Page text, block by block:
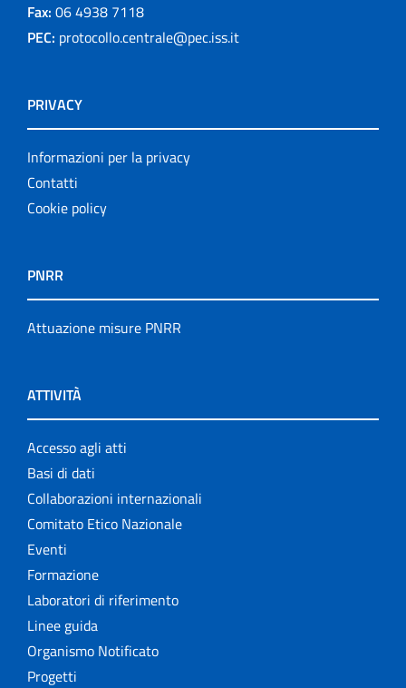
Fax: 06 4938 7118
PEC: protocollo.centrale@pec.iss.it
PRIVACY
Informazioni per la privacy
Contatti
Cookie policy
PNRR
Attuazione misure PNRR
ATTIVITÀ
Accesso agli atti
Basi di dati
Collaborazioni internazionali
Comitato Etico Nazionale
Eventi
Formazione
Laboratori di riferimento
Linee guida
Organismo Notificato
Progetti